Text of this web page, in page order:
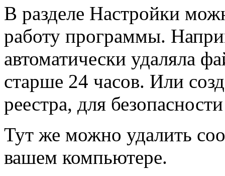
В разделе Настройки
работу программы.
автоматически удаляла
старше 24 часов. Или
реестра, для
Тут же можно удалить
вашем компьютере.